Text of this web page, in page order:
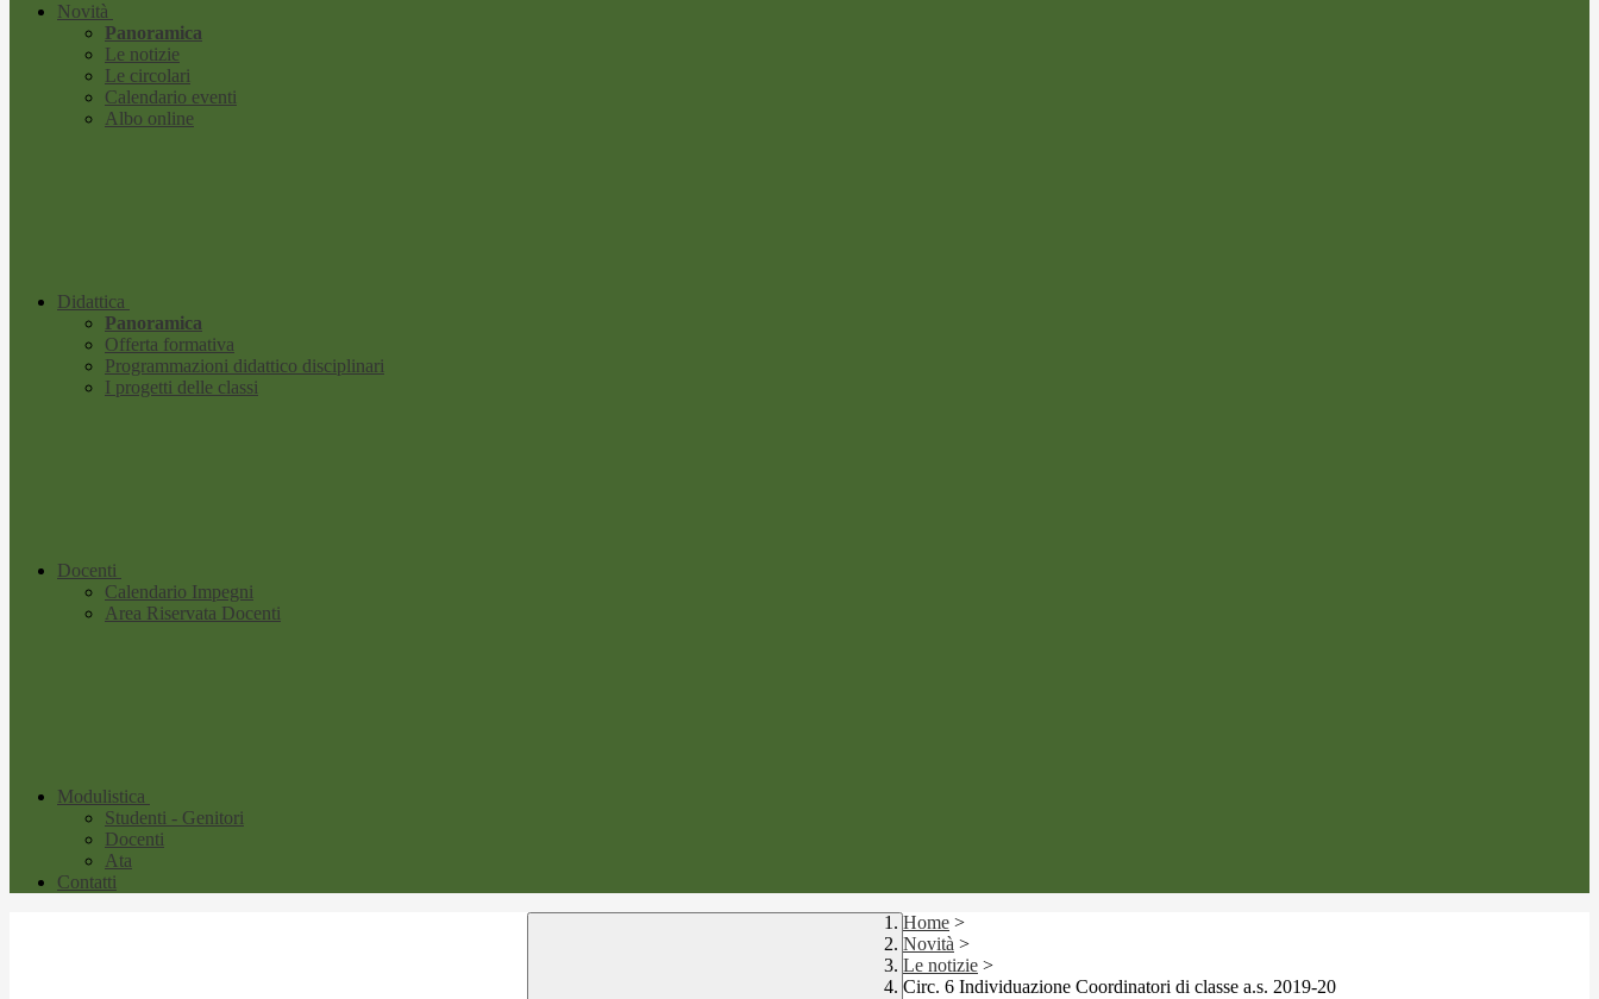
Novità
Panoramica
Le notizie
Le circolari
Calendario eventi
Albo online
Didattica
Panoramica
Offerta formativa
Programmazioni didattico disciplinari
I progetti delle classi
Docenti
Calendario Impegni
Area Riservata Docenti
Modulistica
Studenti - Genitori
Docenti
Ata
Contatti
Home >
Novità >
Le notizie >
Circ. 6 Individuazione Coordinatori di classe a.s. 2019-20